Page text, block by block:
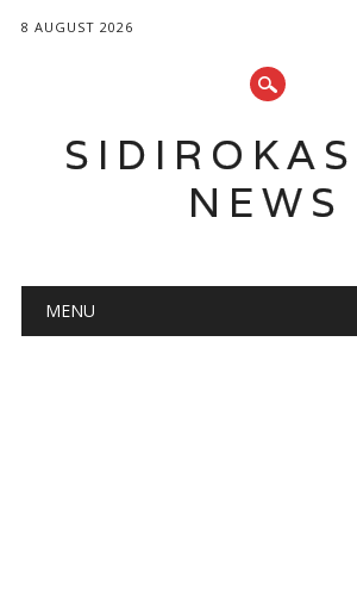
8 AUGUST 2026
NEWS
Main menu
MENU